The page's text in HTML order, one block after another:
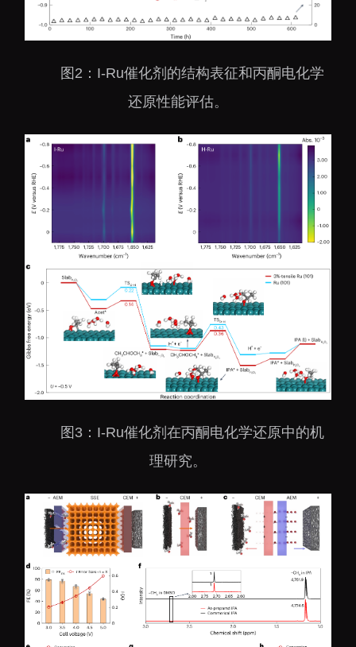
图2：I-Ru催化剂的结构表征和丙酮电化学
还原性能评估。
图3：I-Ru催化剂在丙酮电化学还原中的机
理研究。